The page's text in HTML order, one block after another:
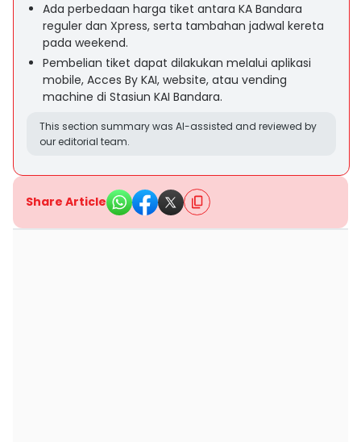
Ada perbedaan harga tiket antara KA Bandara
reguler dan Xpress, serta tambahan jadwal kereta
pada weekend.
Pembelian tiket dapat dilakukan melalui aplikasi
mobile, Acces By KAI, website, atau vending
machine di Stasiun KAI Bandara.
This section summary was AI-assisted and reviewed by
our editorial team.
Share Article